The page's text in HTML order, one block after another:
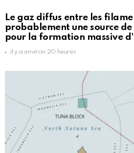
Le gaz diffus entre les
probablement une source
pour la formation massive
il y a environ 20 heures